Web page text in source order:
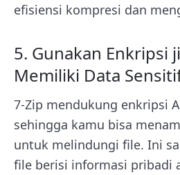
efisiensi kompresi dan
5. Gunakan Enkripsi
Memiliki Data
7-Zip mendukung enkripsi
sehingga kamu bisa
untuk melindungi file. Ini
file berisi informasi pribadi